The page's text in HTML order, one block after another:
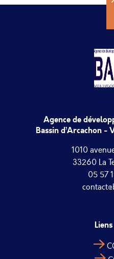
Agence de
Bassin d’Arcachon -
1010
33260 La
05 57